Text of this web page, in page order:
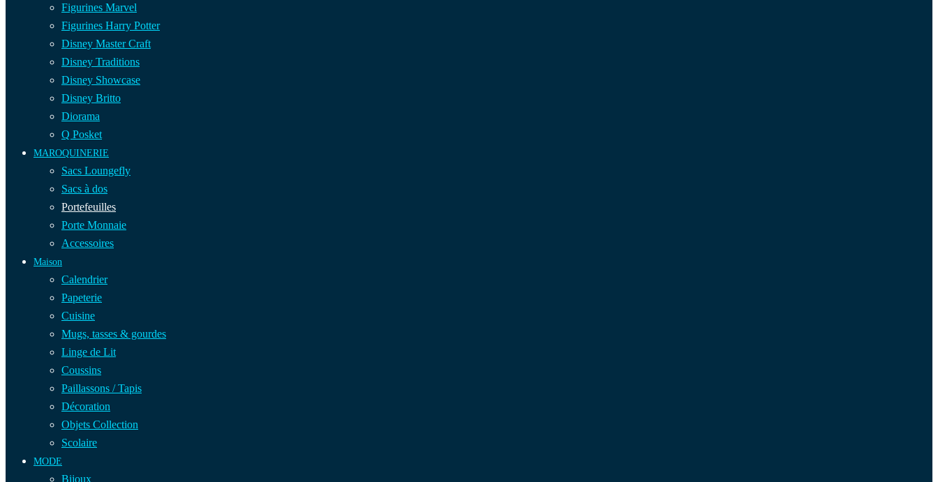
Figurines Marvel
Figurines Harry Potter
Disney Master Craft
Disney Traditions
Disney Showcase
Disney Britto
Diorama
Q Posket
MAROQUINERIE
Sacs Loungefly
Sacs à dos
Portefeuilles
Porte Monnaie
Accessoires
Maison
Calendrier
Papeterie
Cuisine
Mugs, tasses & gourdes
Linge de Lit
Coussins
Paillassons / Tapis
Décoration
Objets Collection
Scolaire
MODE
Bijoux